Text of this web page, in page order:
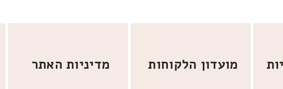
מדיניות האתר מועדון הלקוחות